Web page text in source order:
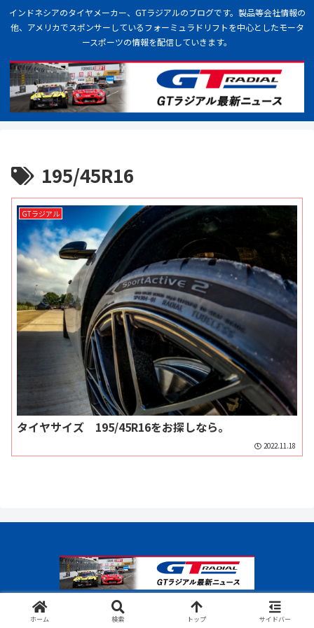
インドネシアのタイヤメーカー、GTラジアルのブログです。製品等会社情報の
他、アメリカでスポンサーしているフォーミュラドリフトを中心としたモータ
ースポーツの情報を配信していきます。
195/45R16
GTラジアル
タイヤサイズ 195/45R16をお探しなら。
2022.11.18
© 2017-2026 GTラジアルブログ.
ホーム 検索 トップ サイドバー